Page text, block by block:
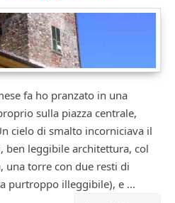
ho pranzato in una
sulla piazza centrale,
cielo di smalto incorniciava il
ben leggibile architettura, col
una torre con due resti di
purtroppo illeggibile), e ...